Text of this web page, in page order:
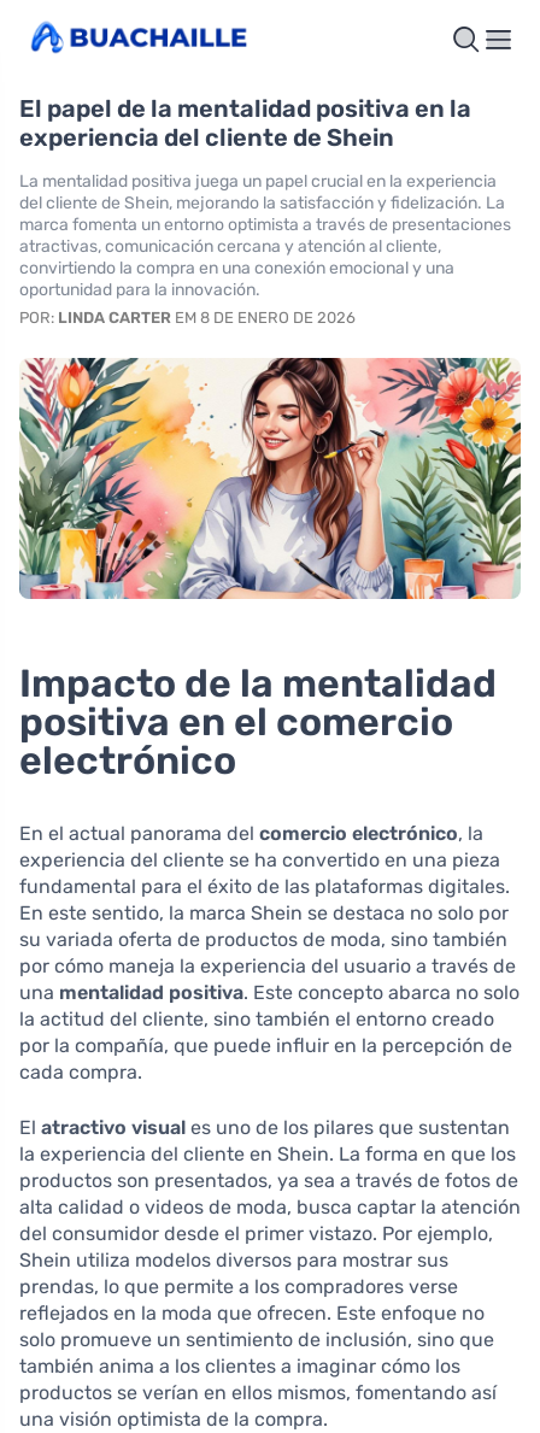
El papel de la mentalidad positiva en la
experiencia del cliente de Shein
La mentalidad positiva juega un papel crucial en la experiencia
del cliente de Shein, mejorando la satisfacción y fidelización. La
marca fomenta un entorno optimista a través de presentaciones
atractivas, comunicación cercana y atención al cliente,
convirtiendo la compra en una conexión emocional y una
oportunidad para la innovación.
POR: LINDA CARTER EM 8 DE ENERO DE 2026
Impacto de la mentalidad
positiva en el comercio
electrónico
En el actual panorama del comercio electrónico, la
experiencia del cliente se ha convertido en una pieza
fundamental para el éxito de las plataformas digitales.
En este sentido, la marca Shein se destaca no solo por
su variada oferta de productos de moda, sino también
por cómo maneja la experiencia del usuario a través de
una mentalidad positiva. Este concepto abarca no solo
la actitud del cliente, sino también el entorno creado
por la compañía, que puede influir en la percepción de
cada compra.
El atractivo visual es uno de los pilares que sustentan
la experiencia del cliente en Shein. La forma en que los
productos son presentados, ya sea a través de fotos de
alta calidad o videos de moda, busca captar la atención
del consumidor desde el primer vistazo. Por ejemplo,
Shein utiliza modelos diversos para mostrar sus
prendas, lo que permite a los compradores verse
reflejados en la moda que ofrecen. Este enfoque no
solo promueve un sentimiento de inclusión, sino que
también anima a los clientes a imaginar cómo los
productos se verían en ellos mismos, fomentando así
una visión optimista de la compra.